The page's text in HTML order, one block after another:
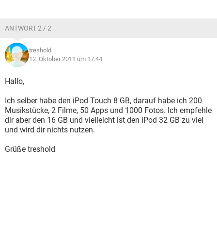
ANTWORT 2 / 2
treshold
12. Oktober 2011 um 17:44
Hallo,
Ich selber habe den iPod Touch 8 GB, darauf habe ich 200
Musikstücke, 2 Filme, 50 Apps und 1000 Fotos. Ich empfehle
dir aber den 16 GB und vielleicht ist den iPod 32 GB zu viel
und wird dir nichts nutzen.
Grüße treshold